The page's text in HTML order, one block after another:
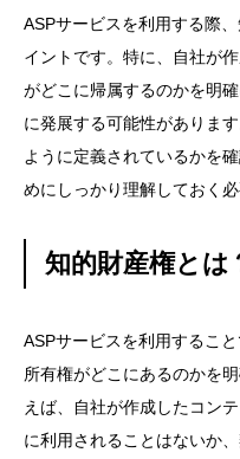
ASPサービスを利用する際
イントです。特に、自社が
がどこに帰属するのかを明
に発展する可能性がありま
ように定義されているかを
めにしっかり理解しておく必
知的財産権とは
ASPサービスを利用するこ
所有権がどこにあるのかを
えば、自社が作成したコン
に利用されることはないか